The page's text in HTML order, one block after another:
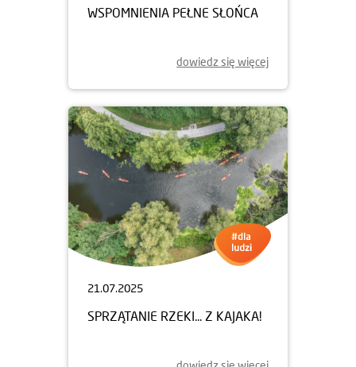
WSPOMNIENIA PEŁNE SŁOŃCA
dowiedz się więcej
21.07.2025
SPRZĄTANIE RZEKI... Z KAJAKA!